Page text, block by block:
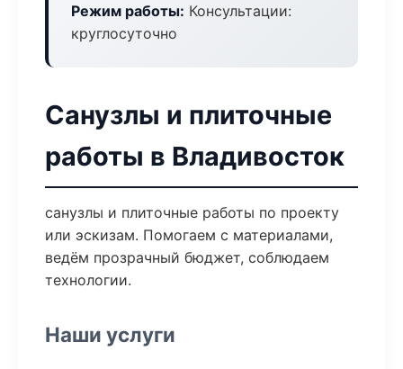
Режим работы: Консультации:
круглосуточно
Санузлы и плиточные
работы в Владивосток
санузлы и плиточные работы по проекту
или эскизам. Помогаем с материалами,
ведём прозрачный бюджет, соблюдаем
технологии.
Наши услуги